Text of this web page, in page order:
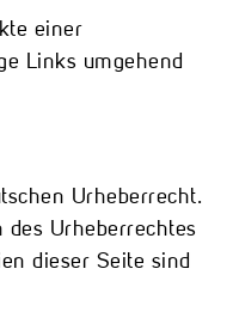
einer
Links umgehend
Urheberrecht.
Urheberrechtes
dieser Seite sind